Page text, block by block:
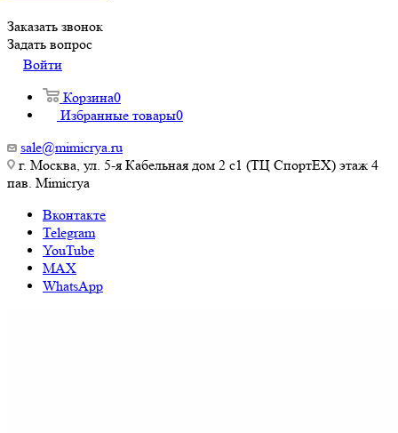
Заказать звонок
Задать вопрос
Войти
Корзина0
Избранные товары0
sale@mimicrya.ru
г. Москва, ул. 5-я Кабельная дом 2 с1 (ТЦ СпортEX) этаж 4
пав. Mimicrya
Вконтакте
Telegram
YouTube
MAX
WhatsApp